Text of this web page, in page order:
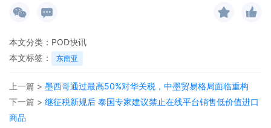
明中写道。
卫生部强调，Hong Thai 吸入器未在药品管制局（
此禁止在马来西亚销售或分销——无论是在实体店还是在线。
通过药品执法部门（PED），卫生部查明了该产品的 335 个在线销
售信息，并已向相关电子商务平台发出投诉通知，指示他们立即删
本文分类： POD快讯
本文标签：
东南亚
上一篇 > 墨西哥通过最高50%对华关税，中墨贸易格局面临重构
下一篇 > 继征税新规后 泰国专家建议禁止在线平台销售低价值进口
商品